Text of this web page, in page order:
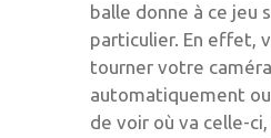
balle donne à ce jeu
particulier. En effet,
tourner votre
automatiquement
de voir où va celle-